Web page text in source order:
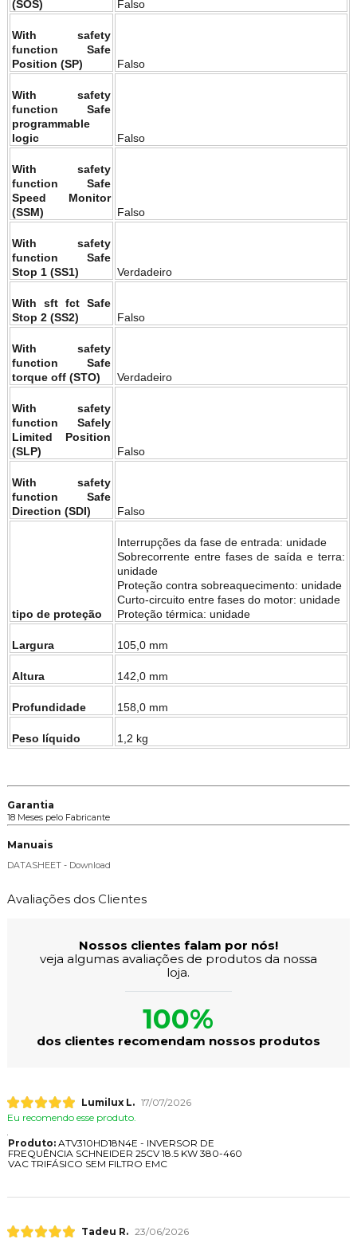
(SOS) Falso
With safety
function Safe
Position (SP)
Falso
With safety
function Safe
programmable
logic
Falso
With safety
function Safe
Speed Monitor
(SSM)
Falso
With safety
function Safe
Stop 1 (SS1)
Verdadeiro
With sft fct Safe
Stop 2 (SS2)
Falso
With safety
function Safe
torque off (STO)
Verdadeiro
With safety
function Safely
Limited Position
(SLP)
Falso
With safety
function Safe
Direction (SDI)
Falso
tipo de proteção
Interrupções da fase de entrada: unidade
Sobrecorrente entre fases de saída e terra:
unidade
Proteção contra sobreaquecimento: unidade
Curto-circuito entre fases do motor: unidade
Proteção térmica: unidade
Largura 105,0 mm
Altura 142,0 mm
Profundidade 158,0 mm
Peso líquido 1,2 kg
Garantia
18 Meses pelo Fabricante
Manuais
DATASHEET - Download
Avaliações dos Clientes
Nossos clientes falam por nós!
veja algumas avaliações de produtos da nossa
loja.
100%
dos clientes recomendam nossos produtos
Lumilux L. 17/07/2026
Eu recomendo esse produto.
Produto:ATV310HD18N4E - INVERSOR DE
FREQUÊNCIA SCHNEIDER 25CV 18.5 KW 380-460
VAC TRIFÁSICO SEM FILTRO EMC
Tadeu R. 23/06/2026